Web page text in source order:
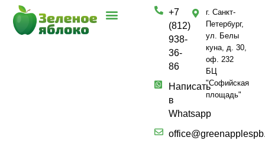
+7
(812)
938-
36-
86
Написать
в
Whatsapp
г. Санкт-
Петербург,
ул. Белы
куна, д. 30,
оф. 232
БЦ
"Софийская
площадь"